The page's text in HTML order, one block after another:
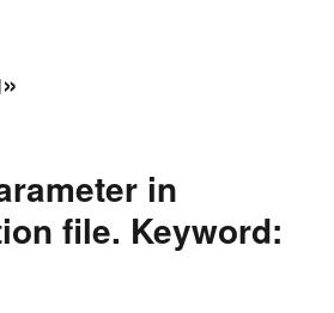
in
file. Keyword: